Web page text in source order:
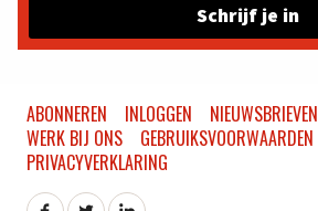
Schrijf je in
ABONNEREN INLOGGEN NIEUWSBRIEVEN
WERK BIJ ONS
GEBRUIKSVOORWAARDEN
PRIVACYVERKLARING